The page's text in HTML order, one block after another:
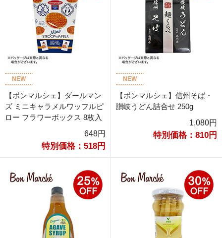
NEW
【ボンマルシェ】ダールマン
ズ ミニキャラメルワッフルピ
ロー フラワーボックス 8枚入
648円
特別価格：518円
NEW
【ボンマルシェ】信州そば・
讃岐うどん詰合せ 250g
1,080円
特別価格：810円